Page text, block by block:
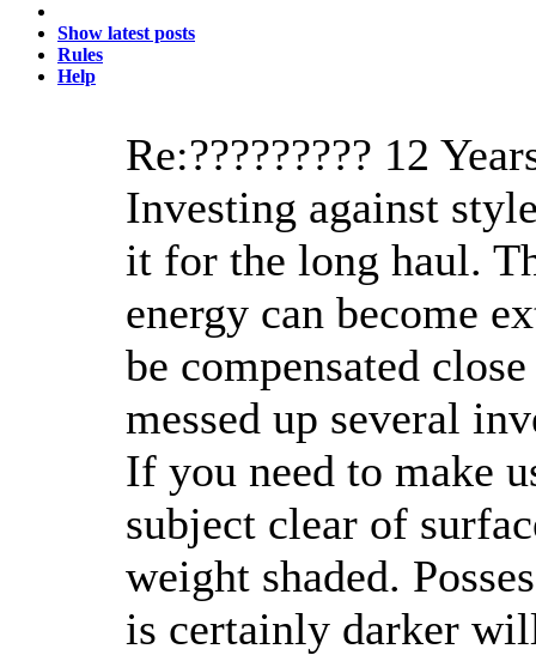
Show latest posts
Rules
Help
Re:????????? 12
Investing against
it for the long haul.
energy can become
be compensated
messed up several
If you need to make
subject clear of
weight shaded.
is certainly darker